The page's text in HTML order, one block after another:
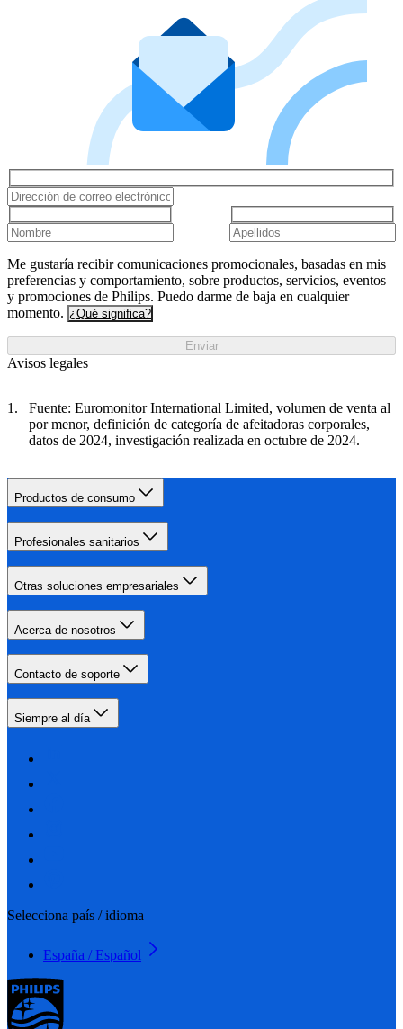
Me gustaría recibir comunicaciones promocionales, basadas en mis
preferencias y comportamiento, sobre productos, servicios, eventos
y promociones de Philips. Puedo darme de baja en cualquier
momento. ¿Qué significa?
Enviar
Avisos legales
Fuente: Euromonitor International Limited, volumen de venta al
por menor, definición de categoría de afeitadoras corporales,
datos de 2024, investigación realizada en octubre de 2024.
Productos de consumo
Profesionales sanitarios
Otras soluciones empresariales
Acerca de nosotros
Contacto de soporte
Siempre al día
Selecciona país / idioma
España / Español